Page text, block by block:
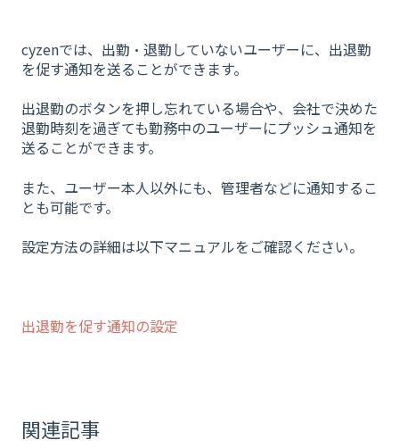
cyzenでは、出勤・退勤していないユーザーに、出退勤
を促す通知を送ることができます。
出退勤のボタンを押し忘れている場合や、会社で決めた
退勤時刻を過ぎても勤務中のユーザーにプッシュ通知を
送ることができます。
また、ユーザー本人以外にも、管理者などに通知するこ
とも可能です。
設定方法の詳細は以下マニュアルをご確認ください。
出退勤を促す通知の設定
関連記事